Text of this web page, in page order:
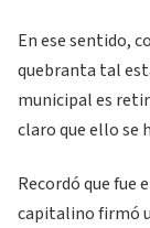
En ese sentido,
quebranta tal
municipal es
claro que ello se
Recordó que fue
capitalino firmó